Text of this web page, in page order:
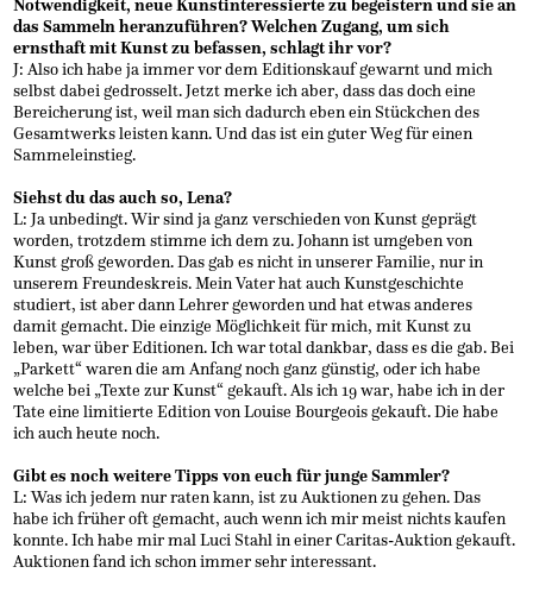
Notwendigkeit, neue Kunstinteressierte zu begeistern und sie an
das Sammeln heranzuführen? Welchen Zugang, um sich
ernsthaft mit Kunst zu befassen, schlagt ihr vor?
J: Also ich habe ja immer vor dem Editionskauf gewarnt und mich
selbst dabei gedrosselt. Jetzt merke ich aber, dass das doch eine
Bereicherung ist, weil man sich dadurch eben ein Stückchen des
Gesamtwerks leisten kann. Und das ist ein guter Weg für einen
Sammeleinstieg.
Siehst du das auch so, Lena?
L: Ja unbedingt. Wir sind ja ganz verschieden von Kunst geprägt
worden, trotzdem stimme ich dem zu. Johann ist umgeben von
Kunst groß geworden. Das gab es nicht in unserer Familie, nur in
unserem Freundeskreis. Mein Vater hat auch Kunstgeschichte
studiert, ist aber dann Lehrer geworden und hat etwas anderes
damit gemacht. Die einzige Möglichkeit für mich, mit Kunst zu
leben, war über Editionen. Ich war total dankbar, dass es die gab. Bei
„Parkett“ waren die am Anfang noch ganz günstig, oder ich habe
welche bei „Texte zur Kunst“ gekauft. Als ich 19 war, habe ich in der
Tate eine limitierte Edition von Louise Bourgeois gekauft. Die habe
ich auch heute noch.
Gibt es noch weitere Tipps von euch für junge Sammler?
L: Was ich jedem nur raten kann, ist zu Auktionen zu gehen. Das
habe ich früher oft gemacht, auch wenn ich mir meist nichts kaufen
konnte. Ich habe mir mal Luci Stahl in einer Caritas-Auktion gekauft.
Auktionen fand ich schon immer sehr interessant.